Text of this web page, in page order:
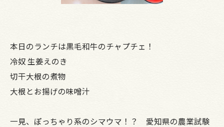
本日のランチは黒毛和牛のチャプチェ！
冷奴 生姜えのき
切干大根の煮物
大根とお揚げの味噌汁
一見、ぽっちゃり系のシマウマ！？ 愛知県の農業試験